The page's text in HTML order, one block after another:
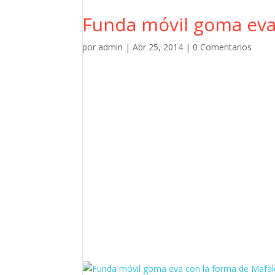
Funda móvil goma
por admin |Abr 25, 2014 | 0 Comentarios